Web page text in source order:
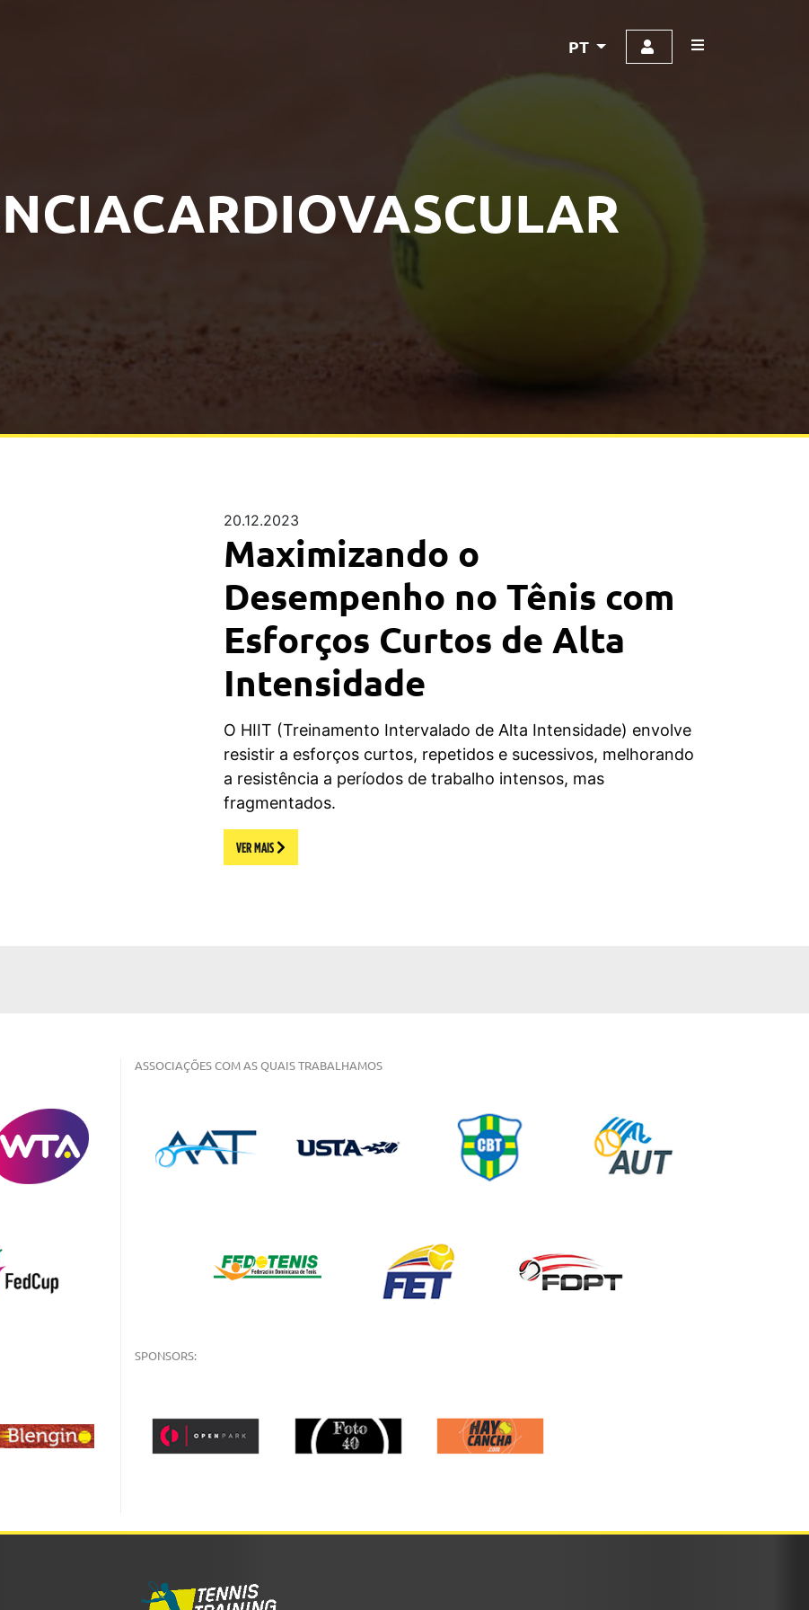
PT
20.12.2023
Maximizando o
Desempenho no Tênis com
Esforços Curtos de Alta
Intensidade
O HIIT (Treinamento Intervalado de Alta Intensidade) envolve
resistir a esforços curtos, repetidos e sucessivos, melhorando
a resistência a períodos de trabalho intensos, mas
fragmentados.
VER MAIS
ASSOCIAÇÕES COM AS QUAIS TRABALHAMOS
SPONSORS: